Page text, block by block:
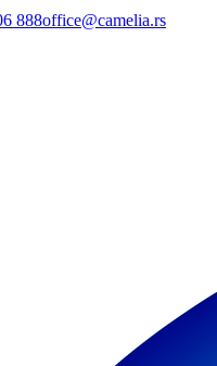
888office@camelia.rs